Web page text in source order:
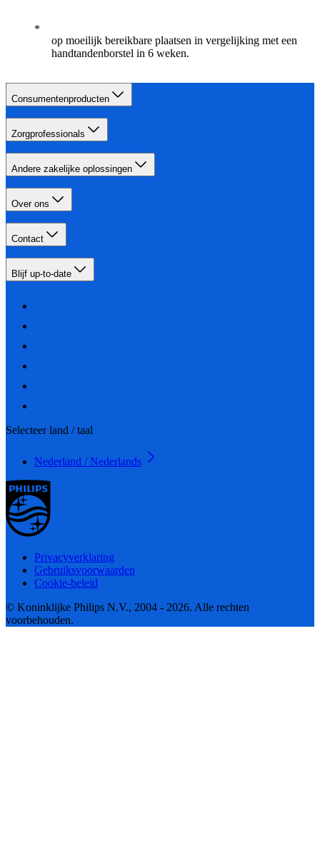
op moeilijk bereikbare plaatsen in vergelijking met een
handtandenborstel in 6 weken.
Consumentenproducten
Zorgprofessionals
Andere zakelijke oplossingen
Over ons
Contact
Blijf up-to-date
Selecteer land / taal
Nederland / Nederlands
Privacyverklaring
Gebruiksvoorwaarden
Cookie-beleid
© Koninklijke Philips N.V., 2004 - 2026. Alle rechten
voorbehouden.